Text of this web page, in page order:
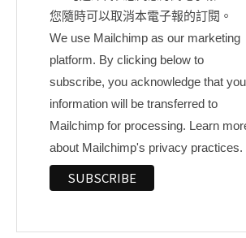
您隨時可以取消本電子報的訂閱。
We use Mailchimp as our marketing
platform. By clicking below to
subscribe, you acknowledge that
information will be transferred to
Mailchimp for processing. Learn
about Mailchimp's privacy practices.